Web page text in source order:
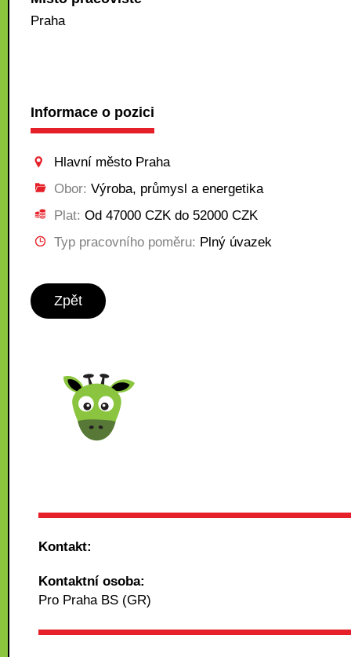
Praha
Informace o pozici
Hlavní město Praha
Obor: Výroba, průmysl a energetika
Plat: Od 47000 CZK do 52000 CZK
Typ pracovního poměru: Plný úvazek
Zpět
Kontakt:
Kontaktní osoba:
Pro Praha BS (GR)